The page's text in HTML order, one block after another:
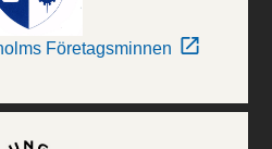
Företagsminnen